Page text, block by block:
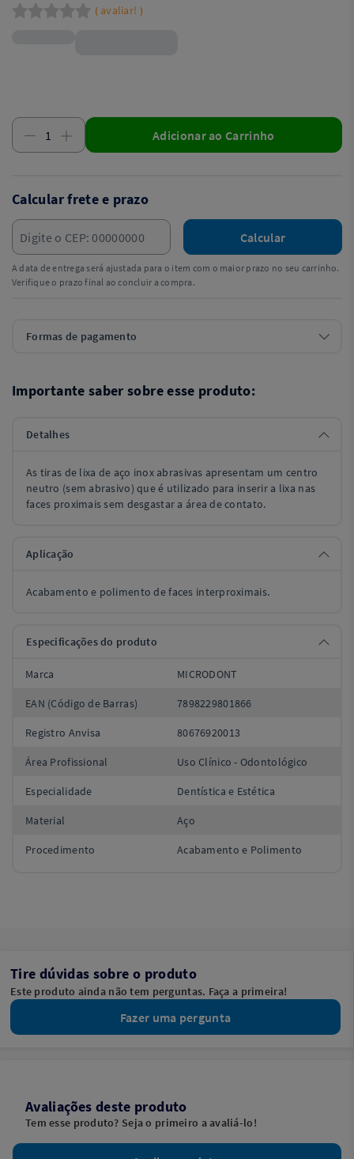
( avaliar! )
Adicionar ao Carrinho
Calcular frete e prazo
Calcular
A data de entrega será ajustada para o item com o maior prazo no seu carrinho.
Verifique o prazo final ao concluir a compra.
Formas de pagamento
Importante saber sobre esse produto:
Detalhes
As tiras de lixa de aço inox abrasivas apresentam um centro
neutro (sem abrasivo) que é utilizado para inserir a lixa nas
faces proximais sem desgastar a área de contato.
Aplicação
Acabamento e polimento de faces interproximais.
Especificações do produto
Marca MICRODONT
EAN (Código de Barras) 7898229801866
Registro Anvisa 80676920013
Área Profissional Uso Clínico - Odontológico
Especialidade Dentística e Estética
Material Aço
Procedimento Acabamento e Polimento
Tire dúvidas sobre o produto
Este produto ainda não tem perguntas. Faça a primeira!
Fazer uma pergunta
Avaliações deste produto
Tem esse produto? Seja o primeiro a avaliá-lo!